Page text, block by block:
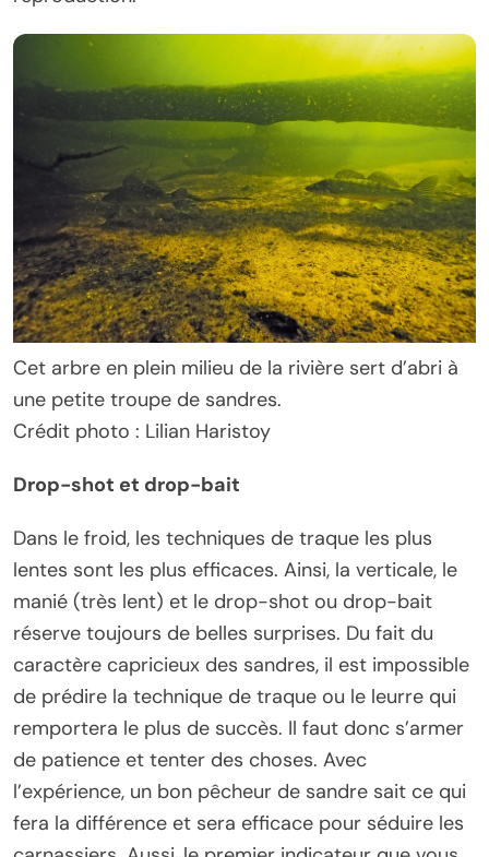
Cet arbre en plein milieu de la rivière sert d’abri à
une petite troupe de sandres.
Crédit photo : Lilian Haristoy
Drop-shot et drop-bait
Dans le froid, les techniques de traque les plus
lentes sont les plus efficaces. Ainsi, la verticale, le
manié (très lent) et le drop-shot ou drop-bait
réserve toujours de belles surprises. Du fait du
caractère capricieux des sandres, il est impossible
de prédire la technique de traque ou le leurre qui
remportera le plus de succès. Il faut donc s’armer
de patience et tenter des choses. Avec
l’expérience, un bon pêcheur de sandre sait ce qui
fera la différence et sera efficace pour séduire les